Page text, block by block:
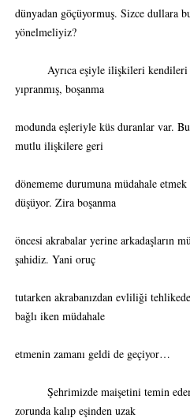
dünyadan göçüyormuş. Sizce dullara
yönelmeliyiz?
Ayrıca eşiyle ilişkileri kendileri
yıpranmış, boşanma
modunda eşleriyle küs duranlar var.
mutlu ilişkilere geri
dönememe durumuna müdahale
düşüyor. Zira boşanma
öncesi akrabalar yerine arkadaşların
şahidiz. Yani oruç
tutarken akrabanızdan evliliği
bağlı iken müdahale
etmenin zamanı geldi de geçiyor…
Şehrimizde maişetini temin
zorunda kalıp eşinden uzak